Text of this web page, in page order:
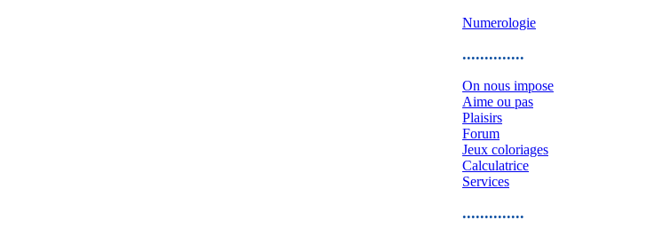
Numerologie
..............
On nous impose
Aime ou pas
Plaisirs
Forum
Jeux coloriages
Calculatrice
Services
..............